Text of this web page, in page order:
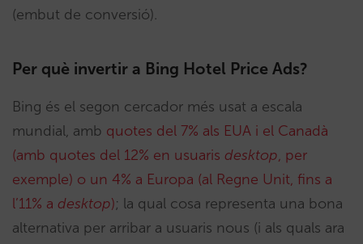
(embut de conversió).
Per què invertir a Bing Hotel Price Ads?
Bing és el segon cercador més usat a escala
mundial, amb quotes del 7% als EUA i el Canadà
(amb quotes del 12% en usuaris desktop, per
exemple) o un 4% a Europa (al Regne Unit, fins a
l’11% a desktop); la qual cosa representa una bona
alternativa per arribar a usuaris nous (i als quals ara